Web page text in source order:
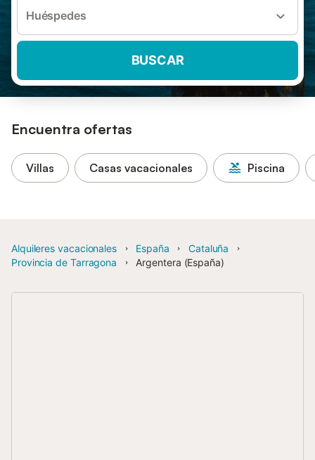
Huéspedes
BUSCAR
Encuentra ofertas
Villas Casas vacacionales Piscina
Alquileres vacacionales España
Cataluña
Provincia de Tarragona
Argentera (España)